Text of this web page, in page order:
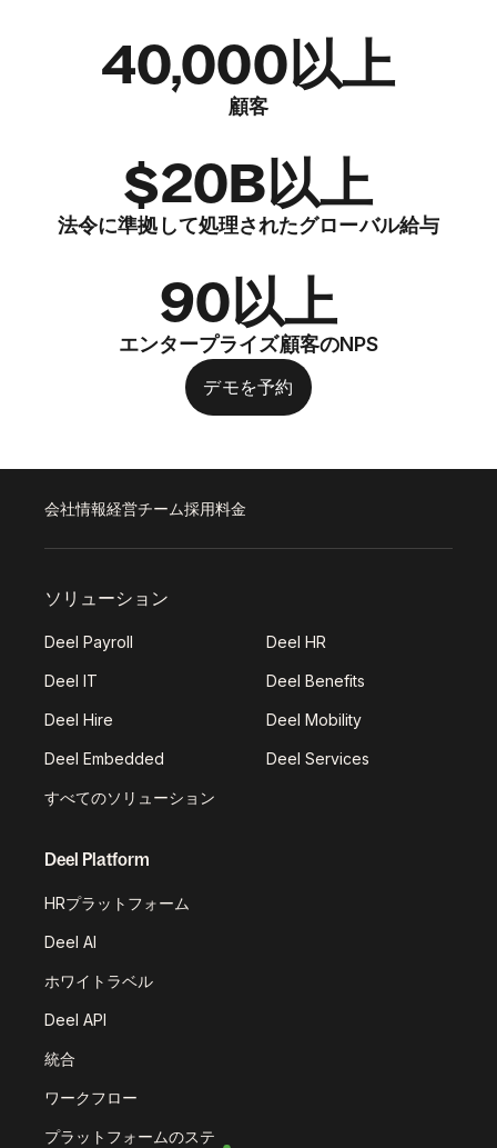
40,000以上
顧客
$20B以上
法令に準拠して処理されたグローバル給与
90以上
エンタープライズ顧客のNPS
デモを予約
会社情報経営チーム採用料金
ソリューション
Deel Payroll Deel HR
Deel IT Deel Benefits
Deel Hire Deel Mobility
Deel Embedded Deel Services
すべてのソリューション
Deel Platform
HRプラットフォーム
Deel AI
ホワイトラベル
Deel API
統合
ワークフロー
プラットフォームのステ